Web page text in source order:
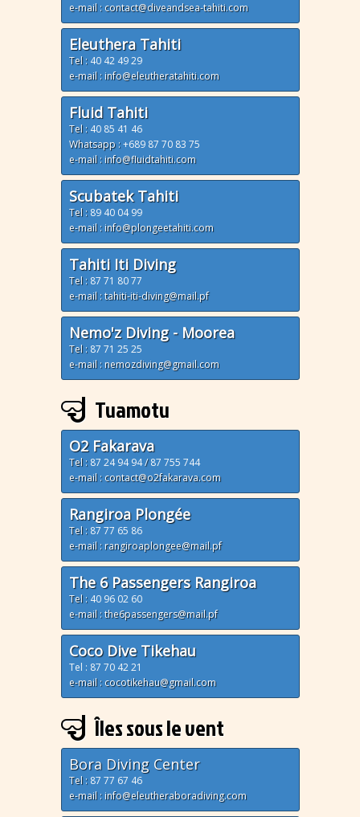
e-mail : contact@diveandsea-tahiti.com
Eleuthera Tahiti
Tel : 40 42 49 29
e-mail : info@eleutheratahiti.com
Fluid Tahiti
Tel : 40 85 41 46
Whatsapp :+689 87 70 83 75
e-mail : info@fluidtahiti.com
Scubatek Tahiti
Tel : 89 40 04 99
e-mail : info@plongeetahiti.com
Tahiti Iti Diving
Tel : 87 71 80 77
e-mail : tahiti-iti-diving@mail.pf
Nemo'z Diving - Moorea
Tel : 87 71 25 25
e-mail : nemozdiving@gmail.com
Tuamotu
O2 Fakarava
Tel : 87 24 94 94/87 755 744
e-mail : contact@o2fakarava.com
Rangiroa Plongée
Tel : 87 77 65 86
e-mail : rangiroaplongee@mail.pf
The 6 Passengers Rangiroa
Tel : 40 96 02 60
e-mail : the6passengers@mail.pf
Coco Dive Tikehau
Tel : 87 70 42 21
e-mail : cocotikehau@gmail.com
Îles sous le vent
Bora Diving Center
Tel : 87 77 67 46
e-mail : info@eleutheraboradiving.com